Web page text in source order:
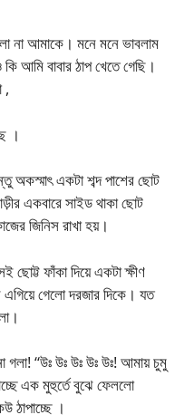
না আমাকে। মনে মনে ভাবলাম
আমি বাবার ঠাপ খেতে গেছি।
,
।
অকস্মাৎ একটা শব্দ পাশের ছোট
একবারে সাইড থাকা ছোট
জিনিস রাখা হয়।
ছোট্ট ফাঁকা দিয়ে একটা ক্ষীণ
গেলো দরজার দিকে। যত
“উঃ উঃ উঃ উঃ উঃ! আমায় চুমু
এক মুহুর্তে বুঝে ফেললো
ঠাপাচ্ছে ।